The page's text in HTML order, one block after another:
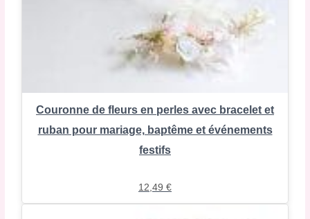
Couronne de fleurs en perles avec bracelet et
ruban pour mariage, baptême et événements
festifs
12,49 €